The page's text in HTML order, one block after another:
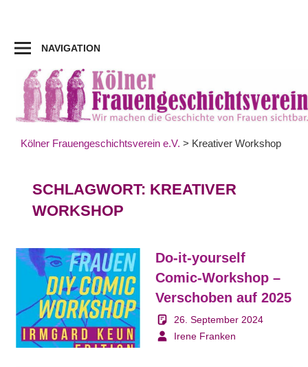
springen
NAVIGATION
Kölner Frauengeschichtsverein e.V. > Kreativer Workshop
SCHLAGWORT: KREATIVER
WORKSHOP
Do-it-yourself
Comic-Workshop –
Verschoben auf 2025
26. September 2024
Irene Franken